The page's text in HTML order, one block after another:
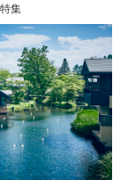
集